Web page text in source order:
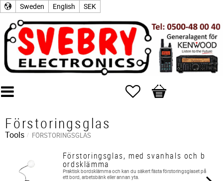
Sweden English SEK
Favorites
Basket
Förstoringsglas
Tools FÖRSTORINGSGLAS
Förstoringsglas, med svanhals och b
ordsklämma
Praktisk bordsklämma och kan du säkert fästa förstoringsglaset på
ett bord, arbetsbänk eller annan yta.